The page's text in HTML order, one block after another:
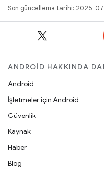
Son güncelleme tarihi: 2025-
ANDROID HAKKINDA
Android
İşletmeler için Android
Güvenlik
Kaynak
Haber
Blog